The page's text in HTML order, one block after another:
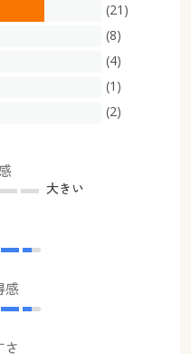
(21)
(8)
(4)
(1)
(2)
大きい
感
さ